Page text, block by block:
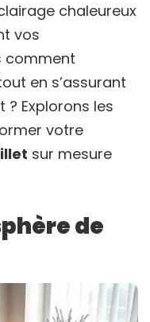
chaleureux
vos
comment
en s’assurant
? Explorons les
votre
sur mesure
de